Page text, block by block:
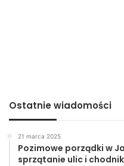
Ostatnie wiadomości
21 marca 2025
Pozimowe porządki w
sprzątanie ulic i